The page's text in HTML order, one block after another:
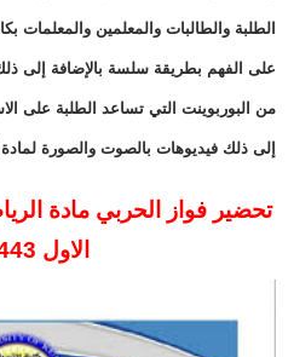
الطلبة والطالبات والمعلمين والمعلمات
على الفهم بطريقة سلسة بالإضافة إلى
من البوربوينت التي تساعد الطلبة على
إلى ذلك فيديوهات بالصوت والصورة لمادة
الاول 1443 هـ